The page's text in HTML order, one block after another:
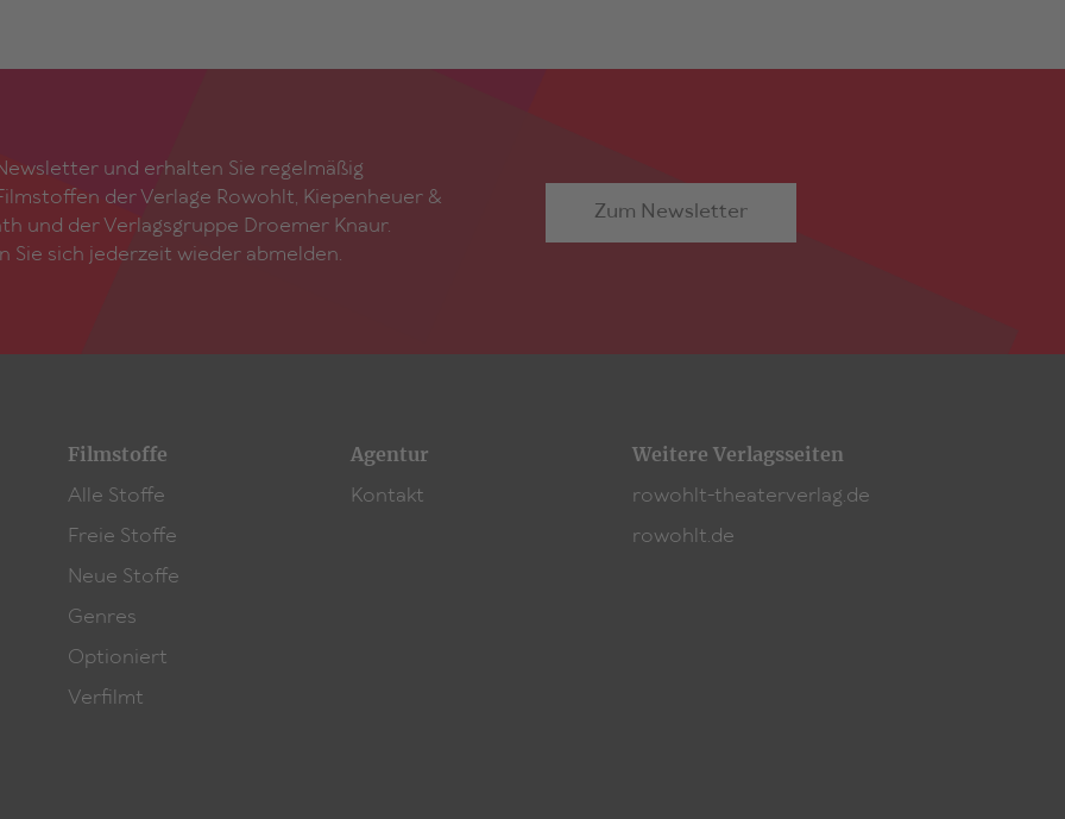
und erhalten Sie regelmäßig
der Verlage Rowohlt, Kiepenheuer &
und der Verlagsgruppe Droemer Knaur.
Sie sich jederzeit wieder abmelden.
Zum Newsletter
Filmstoffe
Alle Stoffe
Freie Stoffe
Neue Stoffe
Genres
Optioniert
Verfilmt
Agentur
Kontakt
Weitere Verlagsseiten
rowohlt-theaterverlag.de
rowohlt.de